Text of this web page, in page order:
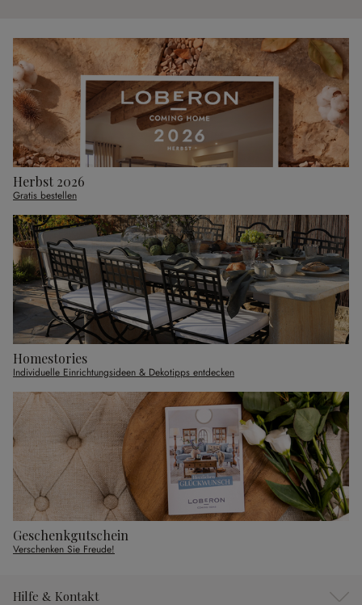
Herbst 2026
Gratis bestellen
Homestories
Individuelle Einrichtungsideen & Dekotipps entdecken
Geschenkgutschein
Verschenken Sie Freude!
Hilfe & Kontakt